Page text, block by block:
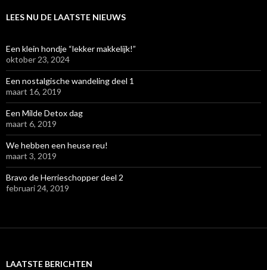
LEES NU DE LAATSTE NIEUWS
Een klein hondje “lekker makkelijk!”
oktober 23, 2024
Een nostalgische wandeling deel 1
maart 16, 2019
Een Milde Detox dag
maart 6, 2019
We hebben een heuse reu!
maart 3, 2019
Bravo de Herrieschopper deel 2
februari 24, 2019
LAATSTE BERICHTEN